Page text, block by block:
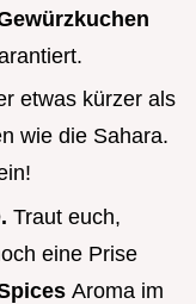
etwas kürzer als
wie die Sahara.
Traut euch,
eine Prise
Aroma im